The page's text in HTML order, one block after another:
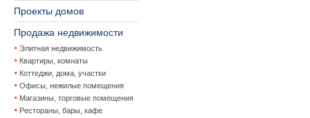
Проекты домов
Продажа недвижимости
Элитная недвижимость
Квартиры, комнаты
Коттеджи, дома, участки
Офисы, нежилые помещения
Магазины, торговые помещения
Рестораны, бары, кафе